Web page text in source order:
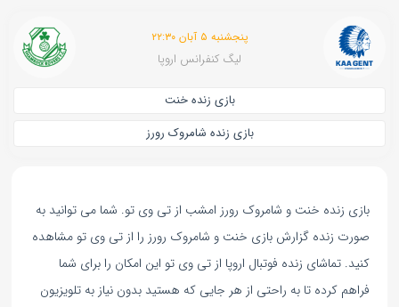
پنجشنبه ۵ آبان ۲۲:۳۰
لیگ کنفرانس اروپا
بازی زنده خنت
بازی زنده شامروک رورز
بازی زنده خنت و شامروک رورز امشب از تی وی تو. شما می توانید به
صورت زنده گزارش بازی خنت و شامروک رورز را از تی وی تو مشاهده
کنید. تماشای زنده فوتبال اروپا از تی وی تو این امکان را برای شما
فراهم کرده تا به راحتی از هر جایی که هستید بدون نیاز به تلویزیون